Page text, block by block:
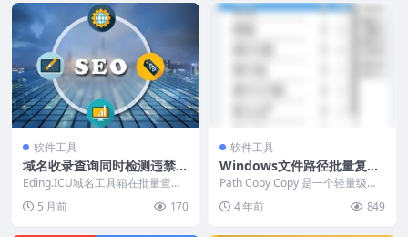
软件工具
域名收录查询同时检测违禁词
及安全警告
Eding.ICU域名工具箱在批量查询
禁词以及搜索...
5 月前 170
软件工具
Windows文件路径批量复制
工具
Path Copy Copy 是一个轻量级的
帮助您...
4 年前 849